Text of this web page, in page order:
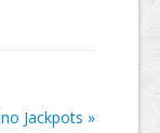
Jackpots »